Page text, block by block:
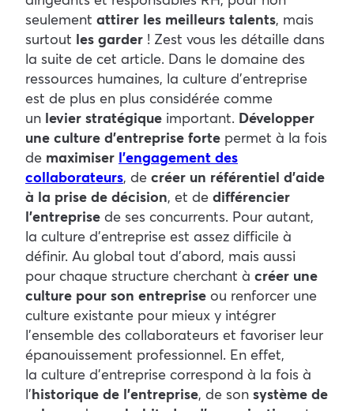
seulement attirer les meilleurs talents, mais
surtout les garder ! Zest vous les détaille dans
la suite de cet article. Dans le domaine des
ressources humaines, la culture d’entreprise
est de plus en plus considérée comme
un levier stratégique important. Développer
une culture d’entreprise forte permet à la fois
de maximiser l’engagement des
collaborateurs, de créer un référentiel d’aide
à la prise de décision, et de différencier
l’entreprise de ses concurrents. Pour autant,
la culture d’entreprise est assez difficile à
définir. Au global tout d’abord, mais aussi
pour chaque structure cherchant à créer une
culture pour son entreprise ou renforcer une
culture existante pour mieux y intégrer
l’ensemble des collaborateurs et favoriser leur
épanouissement professionnel. En effet,
la culture d’entreprise correspond à la fois à
l’historique de l’entreprise, de son système de